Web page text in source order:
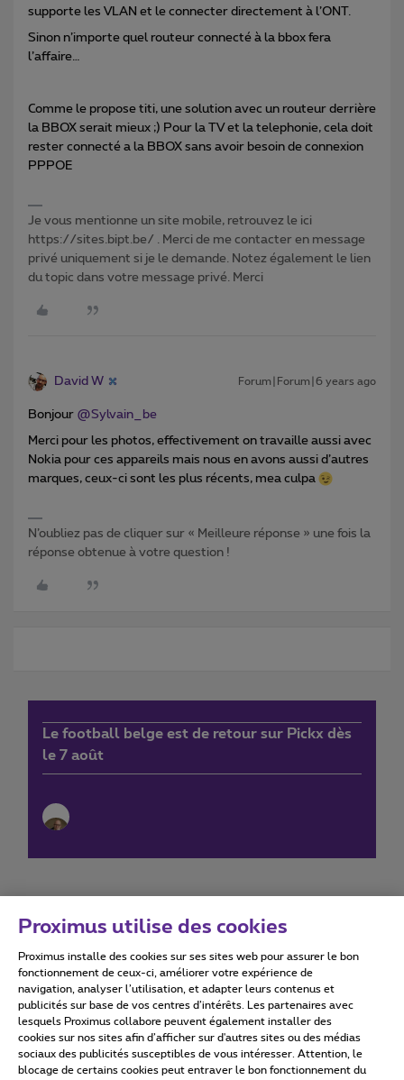
supporte les VLAN et le connecter directement à l’ONT.
Sinon n’importe quel routeur connecté à la bbox fera
l’affaire…
Comme le propose titi, une solution avec un routeur derrière
la BBOX serait mieux ;) Pour la TV et la telephonie, cela doit
rester connecté a la BBOX sans avoir besoin de connexion
PPPOE
Je vous mentionne un site mobile, retrouvez le ici
https://sites.bipt.be/ . Merci de me contacter en message
privé uniquement si je le demande. Notez également le lien
du topic dans votre message privé. Merci
David W Forum|Forum|6 years ago
Bonjour @Sylvain_be
Merci pour les photos, effectivement on travaille aussi avec
Nokia pour ces appareils mais nous en avons aussi d’autres
marques, ceux-ci sont les plus récents, mea culpa
N’oubliez pas de cliquer sur « Meilleure réponse » une fois la
réponse obtenue à votre question !
Le football belge est de retour sur Pickx dès
le 7 août
Conditions d'utilisation Accessibility statement
Tous droits réservés. © 2026 Proximus
Proximus utilise des cookies
Proximus installe des cookies sur ses sites web pour assurer le bon
fonctionnement de ceux-ci, améliorer votre expérience de
navigation, analyser l’utilisation, et adapter leurs contenus et
publicités sur base de vos centres d’intérêts. Les partenaires avec
lesquels Proximus collabore peuvent également installer des
cookies sur nos sites afin d’afficher sur d'autres sites ou des médias
sociaux des publicités susceptibles de vous intéresser. Attention, le
blocage de certains cookies peut entraver le bon fonctionnement du